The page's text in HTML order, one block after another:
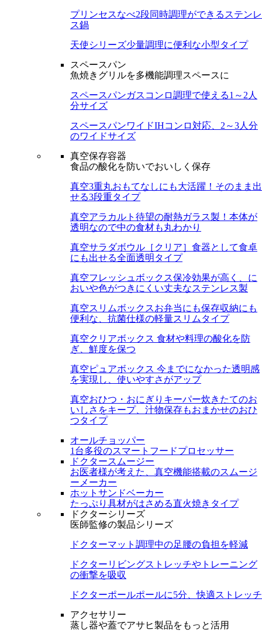
プリンセスなべ2段同時調理ができるステンレ
ス鍋
天使シリーズ少量調理に便利な小型タイプ
スペースパン
魚焼きグリルを多機能調理スペースに
スペースパンガスコンロ調理で使える1～2人
分サイズ
スペースパンワイドIHコンロ対応、2～3人分
のワイドサイズ
真空保存容器
食品の酸化を防いでおいしく保存
真空3重丸おもてなしにも大活躍！そのまま出
せる3段重タイプ
真空アラカルト 待望の耐熱ガラス製！本体が
透明なので中の食材も丸わかり
真空サラダボウル［クリア］ 食器として食卓
にも出せる全面透明タイプ
真空フレッシュボックス保冷効果が高く、に
おいや色がつきにくい丈夫なステンレス製
真空スリムボックスお弁当にも保存収納にも
便利な、抗菌仕様の軽量スリムタイプ
真空クリアボックス 食材や料理の酸化を防
ぎ、鮮度を保つ
真空ピュアボックス 今までになかった透明感
を実現し、使いやすさがアップ
真空おひつ・おにぎりキーパー炊きたてのお
いしさをキープ、汁物保存もおまかせのおひ
つタイプ
オールチョッパー
1台多役のスマートフードプロセッサー
ドクタースムージー
お医者様が考えた、真空機能搭載のスムージ
ーメーカー
ホットサンドベーカー
たっぷり具材がはさめる直火焼きタイプ
ドクターシリーズ
医師監修の製品シリーズ
ドクターマット 調理中の足腰の負担を軽減
ドクターリビングストレッチやトレーニング
の衝撃を吸収
ドクターポールポールに5分、快適ストレッチ
アクセサリー
蒸し器や蓋でアサヒ製品をもっと活用